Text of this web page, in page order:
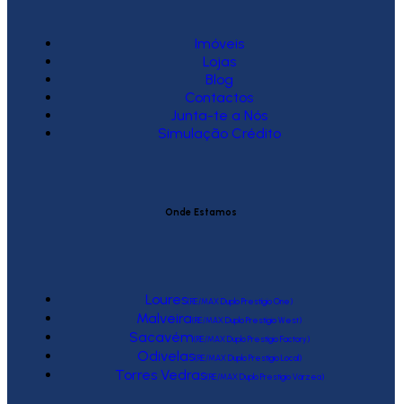
Imóveis
Lojas
Blog
Contactos
Junta-te a Nós
Simulação Crédito
Onde Estamos
Loures(RE/MAX Duplo Prestígio One)
Malveira(RE/MAX Duplo Prestígio West)
Sacavém(RE/MAX Duplo Prestígio Factory)
Odivelas(RE/MAX Duplo Prestígio Local)
Torres Vedras(RE/MAX Duplo Prestígio Várzea)